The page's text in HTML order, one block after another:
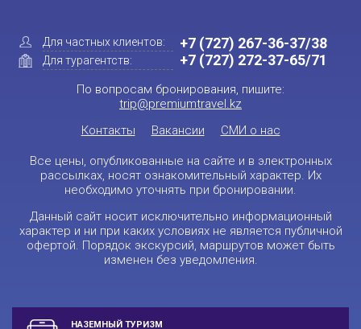
Для частных клиентов:
Для турагентств:
+7 (727) 267-36-37/38
+7 (727) 272-37-65/71
По вопросам бронирования, пишите:
trip@premiumtravel.kz
Контакты
Вакансии СМИ о нас
Все цены, опубликованные на сайте и в электронных
рассылках, носят ознакомительный характер. Их
необходимо уточнять при бронировании.
Данный сайт носит исключительно информационный
характер и ни при каких условиях не является публичной
офертой. Порядок экскурсий, маршрутов может быть
изменен без уведомления.
НАЗЕМНЫЙ ТУРИЗМ